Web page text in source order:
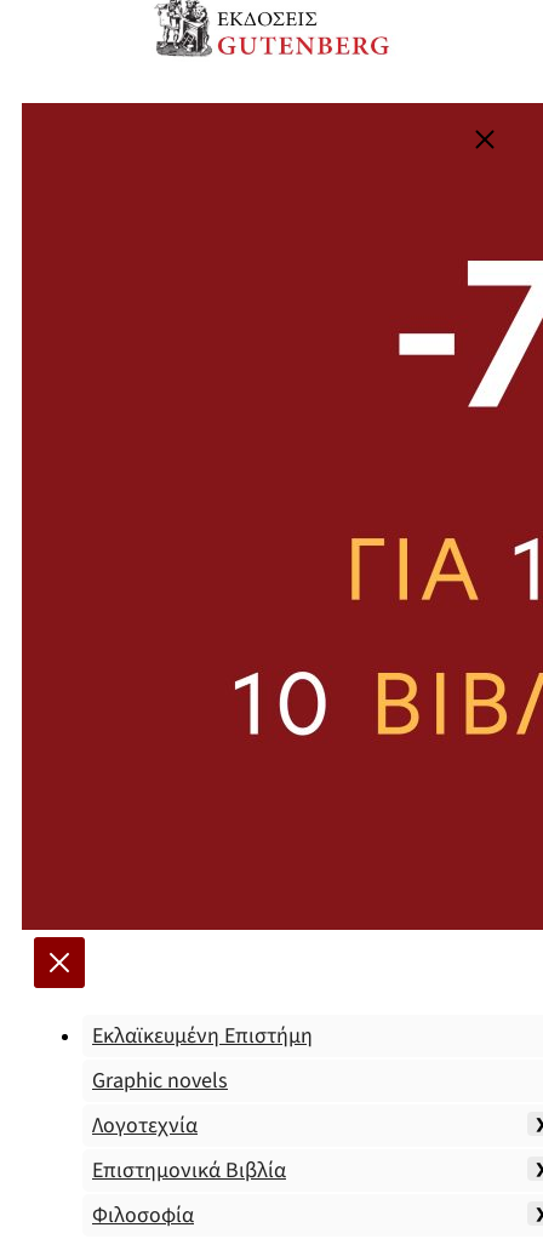
Εκλαϊκευμένη Επιστήμη
Graphic novels
Λογοτεχνία
Επιστημονικά Βιβλία
Φιλοσοφία